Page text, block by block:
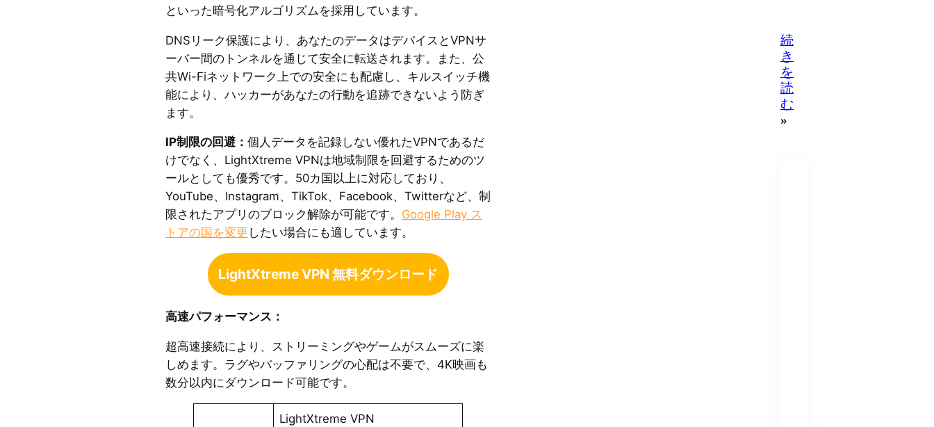
といった暗号化アルゴリズムを採用しています。
DNSリーク保護により、あなたのデータはデバイスとVPNサ
ーバー間のトンネルを通じて安全に転送されます。また、公
共Wi-Fiネットワーク上での安全にも配慮し、キルスイッチ機
能により、ハッカーがあなたの行動を追跡できないよう防ぎ
ます。
IP制限の回避： 個人データを記録しない優れたVPNであるだ
けでなく、LightXtreme VPNは地域制限を回避するためのツ
ールとしても優秀です。50カ国以上に対応しており、
YouTube、Instagram、TikTok、Facebook、Twitterなど、制
限されたアプリのブロック解除が可能です。 Google Play ス
トアの国を変更 したい場合にも適しています。
LightXtreme VPN 無料ダウンロード
高速パフォーマンス：
超高速接続により、ストリーミングやゲームがスムーズに楽
しめます。ラグやバッファリングの心配は不要で、4K映画も
数分以内にダウンロード可能です。
LightXtreme VPN
続
き
を
読
む
»